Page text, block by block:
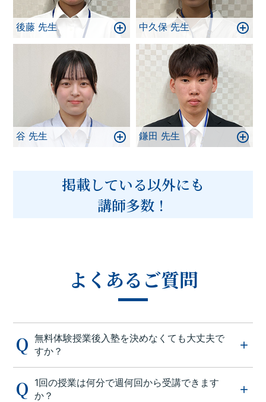
後藤 先生 中久保 先生
谷 先生 鎌田 先生
掲載している以外にも
講師多数！
よくあるご質問
無料体験授業後入塾を決めなくても大丈夫で
すか？
1回の授業は何分で週何回から受講できます
か？